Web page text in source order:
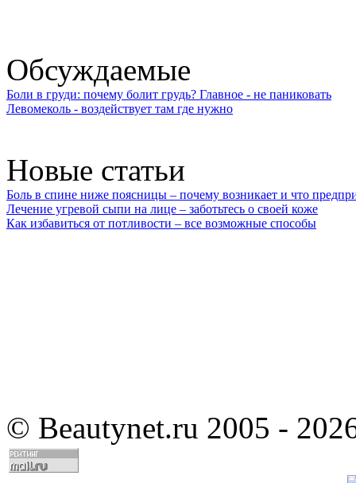
Обсуждаемые
Боли в груди: почему болит грудь? Главное - не паниковать
Левомеколь - воздействует там где нужно
Новые статьи
Боль в спине ниже поясницы – почему возникает и что
Лечение угревой сыпи на лице – заботьтесь о своей коже
Как избавиться от потливости – все возможные способы
© Beautynet.ru 2005 -